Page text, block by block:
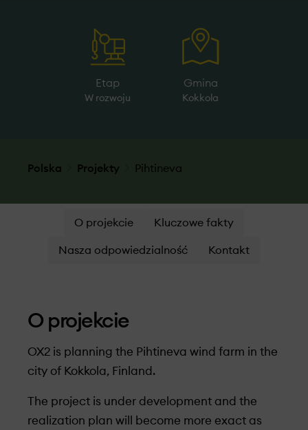
Etap
W rozwoju
Gmina
Kokkola
Polska Projekty Pihtineva
O projekcie Kluczowe fakty
Nasza odpowiedzialność Kontakt
O projekcie
OX2 is planning the Pihtineva wind farm in the
city of Kokkola, Finland.
The project is under development and the
realization plan will become more exact as